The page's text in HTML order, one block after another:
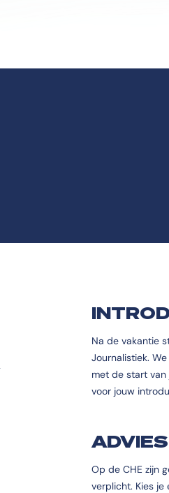
Na de vakantie
Journalistiek.
met de start
voor jouw
Op de CHE zijn
verplicht. Kies